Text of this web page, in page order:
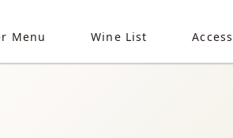
Menu Wine List Access